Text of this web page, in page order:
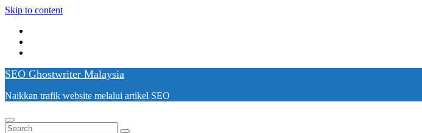
Skip to content
SEO Ghostwriter Malaysia
Naikkan trafik website melalui artikel SEO